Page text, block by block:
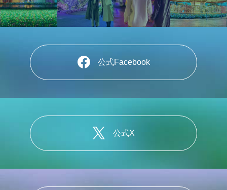
公式Facebook
公式X